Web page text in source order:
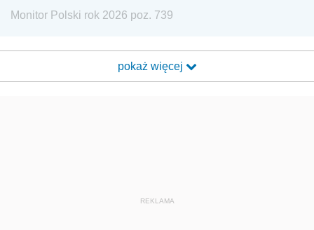
Monitor Polski rok 2026 poz. 739
pokaż więcej
REKLAMA